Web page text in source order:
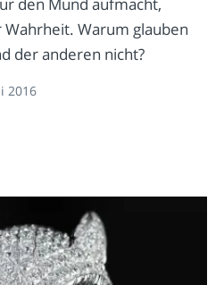
den Mund aufmacht,
Wahrheit. Warum glauben
der anderen nicht?
2016